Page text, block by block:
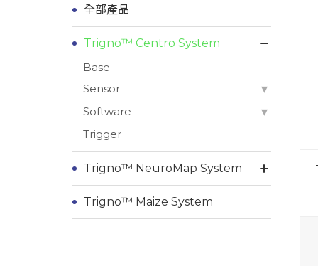
全部產品
Trigno™ Centro System
Base
Sensor
Software
Trigger
Trigno™ NeuroMap System
Trigno™ Maize System